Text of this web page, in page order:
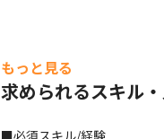
もっと見る
求められるスキル
■必須スキル/経験